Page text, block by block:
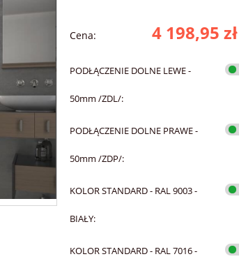
Cena nie zawiera
Cena: 4 198,95 zł
PODŁĄCZENIE DOLNE LEWE -
50mm /ZDL/:
PODŁĄCZENIE DOLNE PRAWE -
50mm /ZDP/:
KOLOR STANDARD - RAL 9003 -
BIAŁY:
KOLOR STANDARD - RAL 7016 -